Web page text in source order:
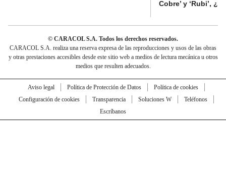
Cobre’ y ‘Rubi’,
© CARACOL S.A. Todos los derechos reservados.
CARACOL S.A. realiza una reserva expresa de las reproducciones y usos de las obras
y otras prestaciones accesibles desde este sitio web a medios de lectura mecánica u otros
medios que resulten adecuados.
Aviso legal Política de Protección de Datos
Política de cookies
Configuración de cookies
Transparencia Soluciones W
Teléfonos
Escríbanos